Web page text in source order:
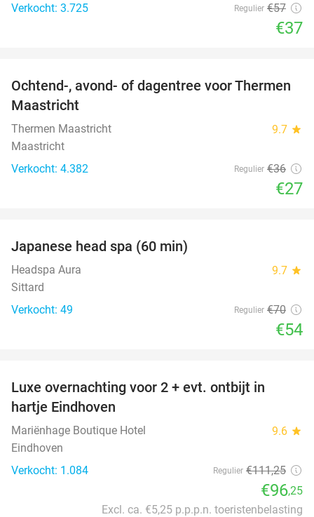
Verkocht: 3.725
Regulier €57
€37
25%
Ochtend-, avond- of dagentree voor Thermen
Maastricht
Thermen Maastricht 9.7 star
Maastricht
Verkocht: 4.382
Regulier €36
€27
Japanese head spa (60 min)
Headspa Aura 9.7 star
Sittard
Verkocht: 49
Regulier €70
€54
Luxe overnachting voor 2 + evt. ontbijt in
hartje Eindhoven
Mariënhage Boutique Hotel 9.6 star
Eindhoven
Verkocht: 1.084
Regulier €111,25
€96,25
Excl. ca. €5,25 p.p.p.n. toeristenbelasting